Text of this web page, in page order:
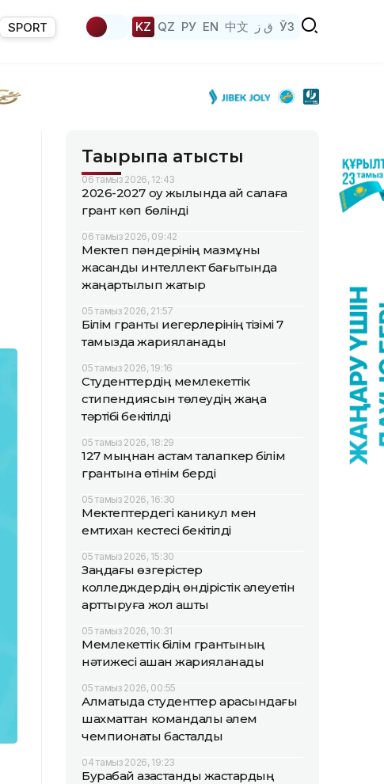
SPORT KZ QZ РУ EN 中文 ق ز ЎЗ
Тақырыпқа қатысты
06 тамыз 2026, 12:43
2026-2027 оқу жылында қай салаға
грант көп бөлінді
06 тамыз 2026, 09:42
Мектеп пәндерінің мазмұны
жасанды интеллект бағытында
жаңартылып жатыр
05 тамыз 2026, 21:57
Білім гранты иегерлерінің тізімі 7
тамызда жарияланады
05 тамыз 2026, 19:16
Студенттердің мемлекеттік
стипендиясын төлеудің жаңа
тәртібі бекітілді
05 тамыз 2026, 18:29
127 мыңнан астам талапкер білім
грантына өтінім берді
05 тамыз 2026, 16:30
Мектептердегі каникул мен
емтихан кестесі бекітілді
05 тамыз 2026, 15:30
Заңдағы өзгерістер
колледждердің өндірістік әлеуетін
арттыруға жол ашты
05 тамыз 2026, 10:31
Мемлекеттік білім грантының
нәтижесі қашан жарияланады
05 тамыз 2026, 00:55
Алматыда студенттер арасындағы
шахматтан командалық әлем
чемпионаты басталды
04 тамыз 2026, 19:23
Бурабай қазақстандық жастардың